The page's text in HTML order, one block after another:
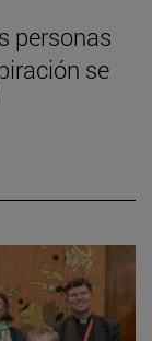
personas
se